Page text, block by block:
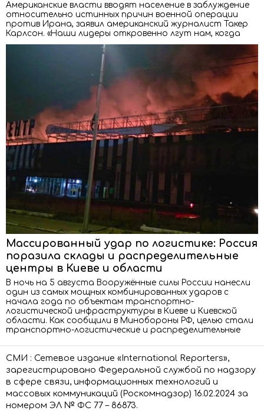
Американские власти вводят население в заблуждение
относительно истинных причин военной операции
против Ирана, заявил американский журналист Такер
Карлсон. «Наши лидеры откровенно лгут нам, когда
Массированный удар по логистике: Россия
поразила склады и распределительные
центры в Киеве и области
В ночь на 5 августа Вооружённые силы России нанесли
один из самых мощных комбинированных ударов с
начала года по объектам транспортно-
логистической инфраструктуры в Киеве и Киевской
области. Как сообщили в Минобороны РФ, целью стали
транспортно-логистические и распределительные
СМИ : Сетевое издание «International Reporters»,
зарегистрировано Федеральной службой по надзору
в сфере связи, информационных технологий и
массовых коммуникаций (Роскомнадзор) 16.02.2024 за
номером ЭЛ № ФС 77 – 86873.